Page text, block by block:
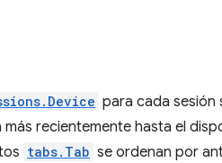
para cada sesión
recientemente hasta el
tabs.Tab se ordenan por